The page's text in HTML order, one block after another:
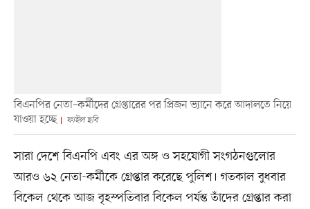
বিএনপির নেতা–কর্মীদের গ্রেপ্তারের পর প্রিজন ভ্যানে করে আদালতে নিয়ে
যাওয়া হচ্ছে
ফাইল ছবি
সারা দেশে বিএনপি এবং এর অঙ্গ ও সহযোগী সংগঠনগুলোর
আরও ৬২ নেতা-কর্মীকে গ্রেপ্তার করেছে পুলিশ। গতকাল বুধবার
বিকেল থেকে আজ বৃহস্পতিবার বিকেল পর্যন্ত তাঁদের গ্রেপ্তার করা